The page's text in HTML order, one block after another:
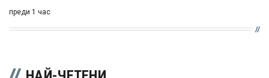
преди 1 час